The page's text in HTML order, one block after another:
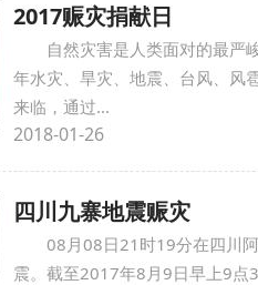
2017赈灾捐献日
自然灾害是人类面对的最严
年水灾、旱灾、地震、台风、风
来临，通过...
2018-01-26
四川九寨地震赈灾
08月08日21时19分在四川
震。截至2017年8月9日早上9点